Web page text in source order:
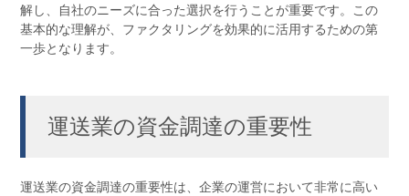
解し、自社のニーズに合った選択を行うことが重要です。この
基本的な理解が、ファクタリングを効果的に活用するための第
一歩となります。
運送業の資金調達の重要性
運送業の資金調達の重要性は、企業の運営において非常に高い